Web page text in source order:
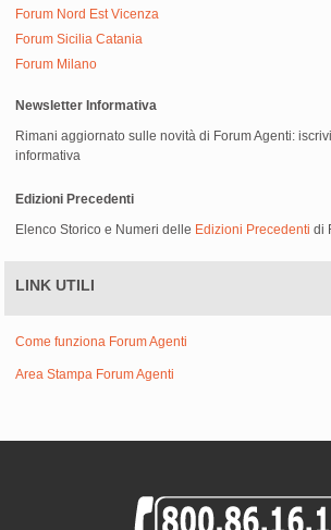
Forum Nord Est Vicenza
Forum Sicilia Catania
Forum Milano
Newsletter Informativa
Rimani aggiornato sulle novità di Forum Agenti:
informativa
Edizioni Precedenti
Elenco Storico e Numeri delle Edizioni Precedenti di
LINK UTILI
Come funziona Forum Agenti
Area Stampa Forum Agenti